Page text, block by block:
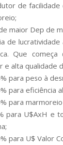
de
maior Dep de
de
Que
e alta qualidade
para peso à
para eficiência
para
para U$AxH e
para U$ Valor